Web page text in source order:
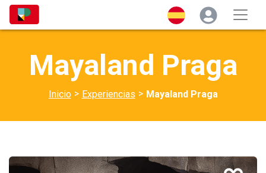
Mayaland Praga
Inicio > Experiencias > Mayaland Praga